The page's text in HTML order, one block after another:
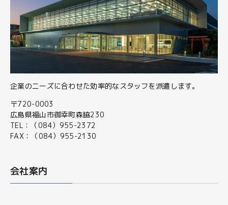
企業のニーズに合わせた効率的なスタッフを派遣します。
〒720-0003
広島県福山市御幸町森脇230
TEL：（084）955-2372
FAX：（084）955-2130
会社案内